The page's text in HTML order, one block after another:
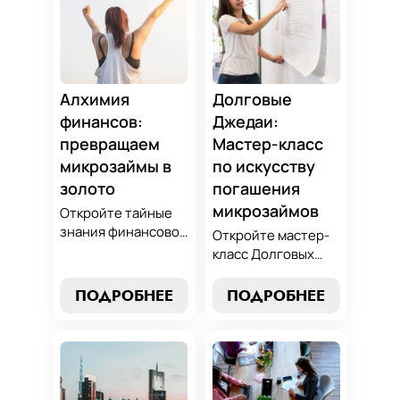
Алхимия
финансов:
превращаем
микрозаймы в
золото
Откройте тайные
знания финансовой
превращать
обязательства по
золотые
возможности.
Погрузитесь в мир
ПОДРОБНЕЕ
Долговые
Джедаи:
Мастер-класс
по искусству
погашения
микрозаймов
Откройте мастер-
класс Долговых
погашению
финансового
равновесия.
Узнайте, как
ПОДРОБНЕЕ